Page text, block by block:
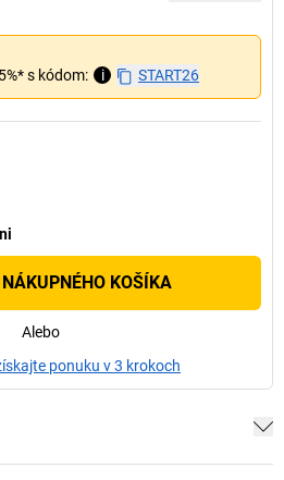
s kódom:
i START26
NÁKUPNÉHO KOŠÍKA
Alebo
ponuku v 3 krokoch